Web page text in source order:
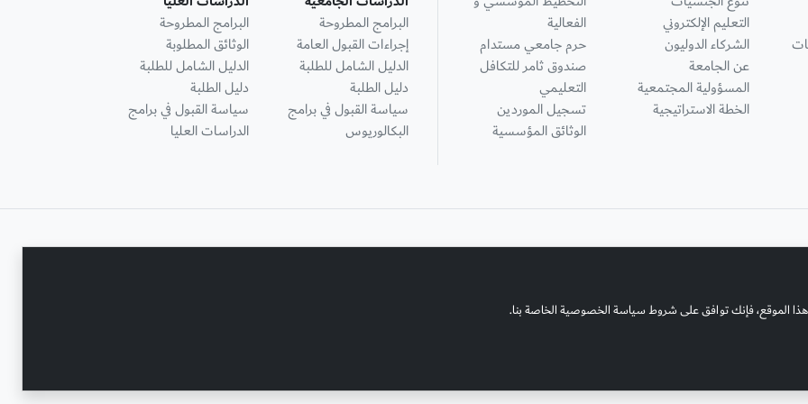
الموقع، فإنك توافق على شروط سياسة الخصوصية الخاصة بنا.
التعليم الإلكتروني
الشركاء الدوليون
عن الجامعة
المسؤولية المجتمعية
الخطة الاستراتيجية
الفعالية
حرم جامعي مستدام
صندوق ثامر للتكافل
التعليمي
تسجيل الموردين
الوثائق المؤسسية
البرامج المطروحة
إجراءات القبول العامة
الدليل الشامل للطلبة
دليل الطلبة
سياسة القبول في برامج
البكالوريوس
البرامج المطروحة
الوثائق المطلوبة
الدليل الشامل للطلبة
دليل الطلبة
سياسة القبول في برامج
الدراسات العليا